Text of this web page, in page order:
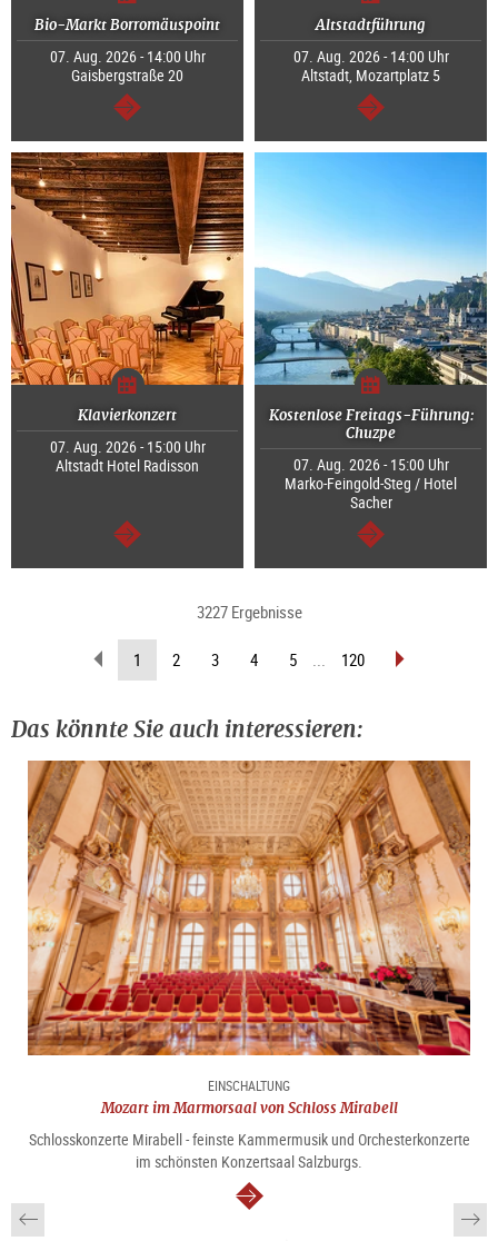
Bio-Markt Borromäuspoint
07. Aug. 2026 - 14:00 Uhr
Gaisbergstraße 20
weiter
Altstadtführung
07. Aug. 2026 - 14:00 Uhr
Altstadt, Mozartplatz 5
weiter
Klavierkonzert
07. Aug. 2026 - 15:00 Uhr
Altstadt Hotel Radisson
weiter
Kostenlose Freitags-Führung:
Chuzpe
07. Aug. 2026 - 15:00 Uhr
Marko-Feingold-Steg / Hotel
Sacher
weiter
3227 Ergebnisse
zurückblättern
1 (aktuelle
Seite)
2 3 4 5 ... 120 vorblättern
Das könnte Sie auch interessieren:
EINSCHALTUNG
Mozart im Marmorsaal von Schloss Mirabell
Schlosskonzerte Mirabell - feinste Kammermusik und Orchesterkonzerte
im schönsten Konzertsaal Salzburgs.
weiter